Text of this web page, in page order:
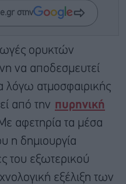
στην
ορυκτών
να αποδεσμευτεί
λόγω ατμοσφαιρικής
από την πυρηνική
αφετηρία τα μέσα
η δημιουργία
του εξωτερικού
εξέλιξη των